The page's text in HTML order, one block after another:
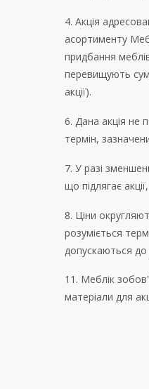
4. Акція
асортименту
придбання
перевищують
акції).
6. Дана акція не
термін,
7. У разі
що підлягає
8. Ціни
розуміється
допускаються до
11. Меблік
матеріали для